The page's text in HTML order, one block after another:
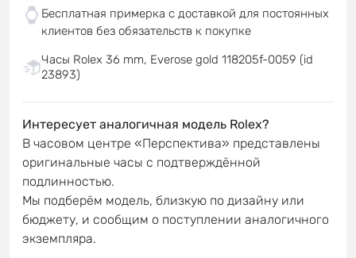
Бесплатная примерка с доставкой для постоянных
клиентов без обязательств к покупке
Часы Rolex 36 mm, Everose gold 118205f-0059 (id
23893)
Интересует аналогичная модель Rolex?
В часовом центре «Перспектива» представлены
оригинальные часы с подтверждённой
подлинностью.
Мы подберём модель, близкую по дизайну или
бюджету, и сообщим о поступлении аналогичного
экземпляра.